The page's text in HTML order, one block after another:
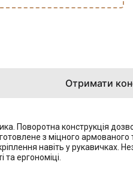
Отримати
Поворотна конструкція
з міцного
навіть у рукавичках.
ергономіці.